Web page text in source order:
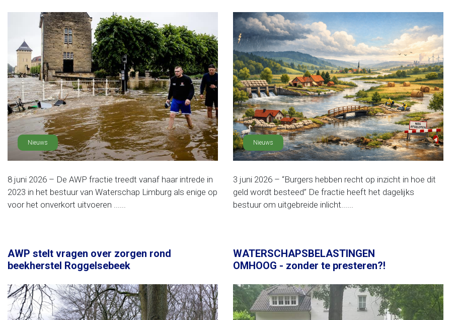
Nieuws
8 juni 2026 – De AWP fractie treedt vanaf haar intrede in
2023 in het bestuur van Waterschap Limburg als enige op
voor het onverkort uitvoeren ......
Nieuws
3 juni 2026 – “Burgers hebben recht op inzicht in hoe dit
geld wordt besteed” De fractie heeft het dagelijks
bestuur om uitgebreide inlicht......
AWP stelt vragen over zorgen rond
beekherstel Roggelsebeek
WATERSCHAPSBELASTINGEN
OMHOOG - zonder te presteren?!